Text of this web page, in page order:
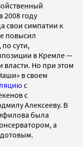
2008 году
свои симпатии к
повысил
сути,
в Кремле —
власти. Но при этом
в своем
с
с
Алексееву. В
была
а